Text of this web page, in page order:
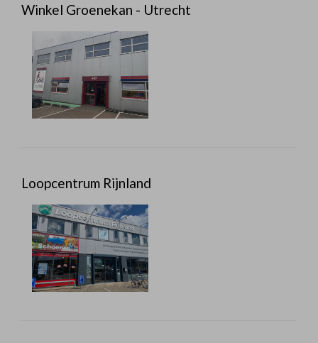
Winkel Groenekan - Utrecht
Loopcentrum Rijnland